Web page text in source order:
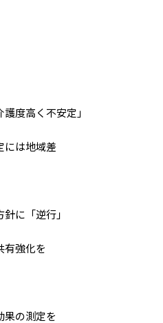
度高く不安定」
には地域差
に「逆行」
有強化を
果の測定を